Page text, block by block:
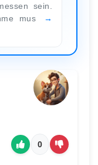
sein.
mus
0